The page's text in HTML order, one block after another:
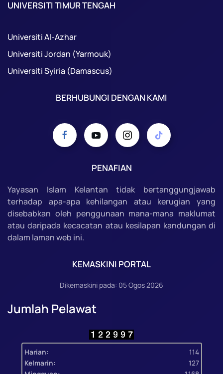
UNIVERSITI TIMUR TENGAH
Universiti Al-Azhar
Universiti Jordan (Yarmouk)
Universiti Syiria (Damascus)
BERHUBUNGI DENGAN KAMI
PENAFIAN
Yayasan Islam Kelantan tidak bertanggungjawab
terhadap apa-apa kehilangan atau kerugian yang
disebabkan oleh penggunaan mana-mana maklumat
atau daripada kecacatan atau kesilapan kandungan di
dalam laman web ini.
KEMASKINI PORTAL
Dikemaskini pada: 05 Ogos 2026
Jumlah Pelawat
Harian:
114
Kelmarin:
127